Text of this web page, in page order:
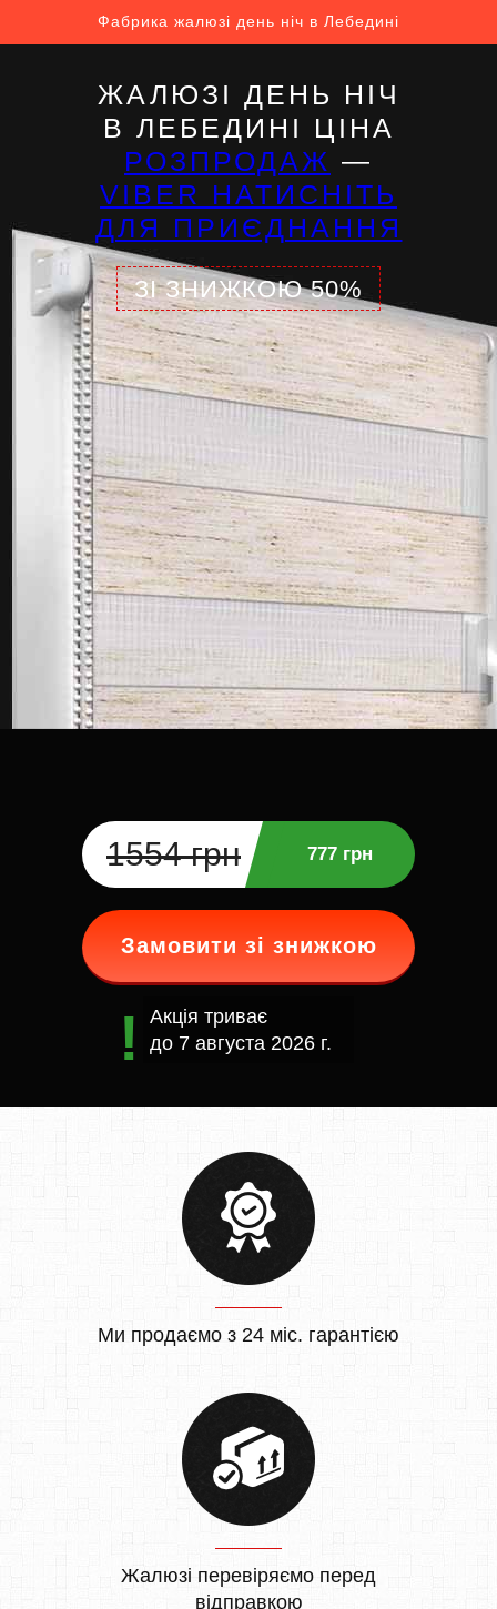
Фабрика жалюзі день ніч в Лебедині
ЖАЛЮЗІ ДЕНЬ НІЧ
В ЛЕБЕДИНІ ЦІНА
РОЗПРОДАЖ —
VIBER НАТИСНІТЬ
ДЛЯ ПРИЄДНАННЯ
ЗІ ЗНИЖКОЮ 50%
1554 грн 777 грн
Замовити зі знижкою
Акція триває
до 7 августа 2026 г.
Ми продаємо з 24 міс. гарантією
Жалюзі перевіряємо перед
відправкою